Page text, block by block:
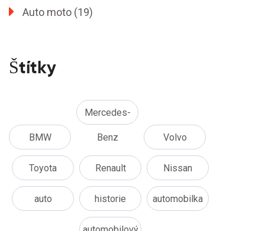
Auto moto (19)
Štítky
BMW
Mercedes-
Benz Volvo
Toyota Renault Nissan
auto historie automobilka